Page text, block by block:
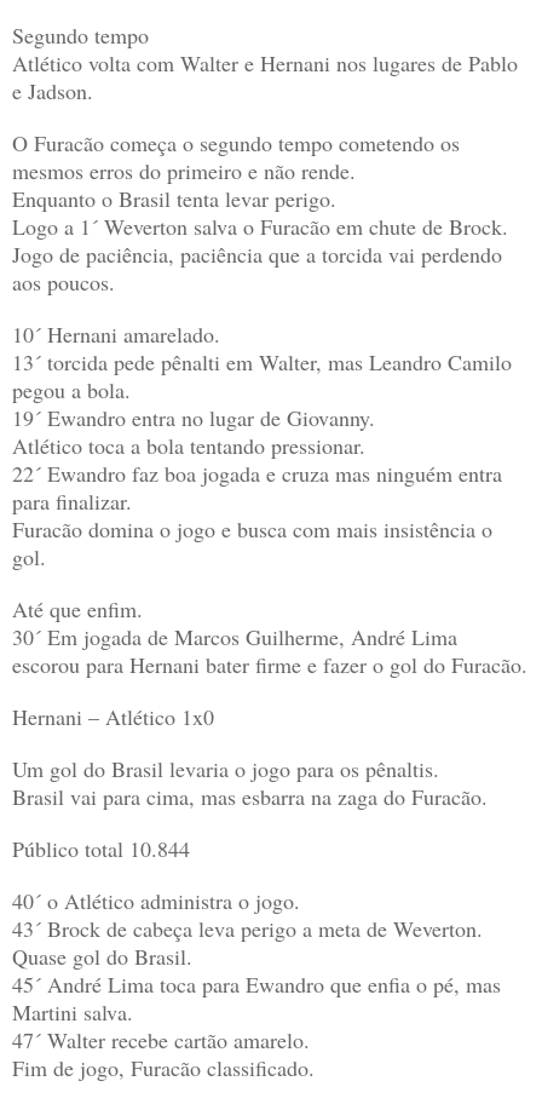
Segundo tempo
Atlético volta com Walter e Hernani nos lugares de Pablo
e Jadson.
O Furacão começa o segundo tempo cometendo os
mesmos erros do primeiro e não rende.
Enquanto o Brasil tenta levar perigo.
Logo a 1´ Weverton salva o Furacão em chute de Brock.
Jogo de paciência, paciência que a torcida vai perdendo
aos poucos.
10´ Hernani amarelado.
13´ torcida pede pênalti em Walter, mas Leandro Camilo
pegou a bola.
19´ Ewandro entra no lugar de Giovanny.
Atlético toca a bola tentando pressionar.
22´ Ewandro faz boa jogada e cruza mas ninguém entra
para finalizar.
Furacão domina o jogo e busca com mais insistência o
gol.
Até que enfim.
30´ Em jogada de Marcos Guilherme, André Lima
escorou para Hernani bater firme e fazer o gol do Furacão.
Hernani – Atlético 1x0
Um gol do Brasil levaria o jogo para os pênaltis.
Brasil vai para cima, mas esbarra na zaga do Furacão.
Público total 10.844
40´ o Atlético administra o jogo.
43´ Brock de cabeça leva perigo a meta de Weverton.
Quase gol do Brasil.
45´ André Lima toca para Ewandro que enfia o pé, mas
Martini salva.
47´ Walter recebe cartão amarelo.
Fim de jogo, Furacão classificado.